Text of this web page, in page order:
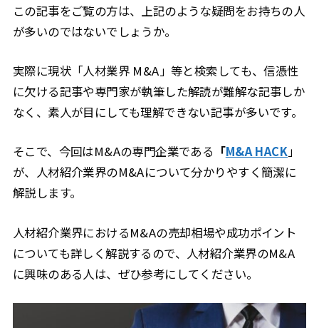
この記事をご覧の方は、上記のような疑問をお持ちの人
が多いのではないでしょうか。
実際に現状「人材業界 M&A」等と検索しても、信憑性
に欠ける記事や専門家が執筆した解読が難解な記事しか
なく、素人が目にしても理解できない記事が多いです。
そこで、今回はM&Aの専門企業である 「M&A HACK」
が、人材紹介業界のM&Aについて分かりやすく簡潔に
解説します。
人材紹介業界におけるM&Aの売却相場や成功ポイント
についても詳しく解説するので、人材紹介業界のM&A
に興味のある人は、ぜひ参考にしてください。